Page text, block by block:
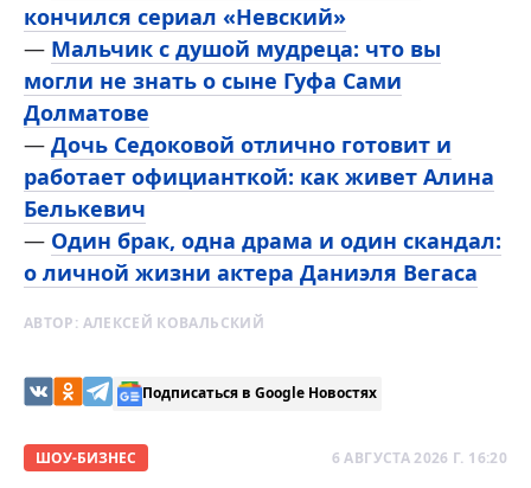
кончился сериал «Невский»
— Мальчик с душой мудреца: что вы
могли не знать о сыне Гуфа Сами
Долматове
— Дочь Седоковой отлично готовит и
работает официанткой: как живет Алина
Белькевич
— Один брак, одна драма и один скандал:
о личной жизни актера Даниэля Вегаса
АВТОР: АЛЕКСЕЙ КОВАЛЬСКИЙ
Подписаться в Google Новостях
ШОУ-БИЗНЕС 6 АВГУСТА 2026 Г. 16:20